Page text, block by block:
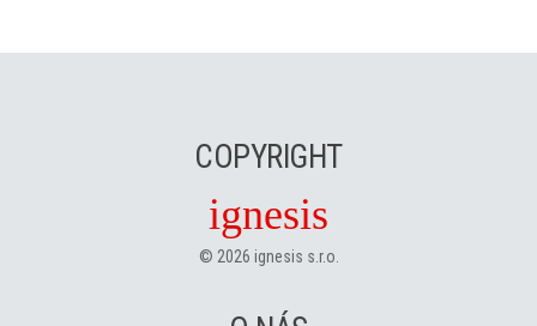
COPYRIGHT
ignesis
© 2026 ignesis s.r.o.